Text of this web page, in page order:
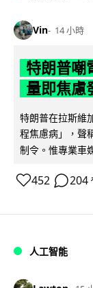
Vin 14 小時
特朗普嘲
量即焦慮
特朗普在拉斯維
程焦慮病」，聲
制令。惟專業車
452 204
人工智能